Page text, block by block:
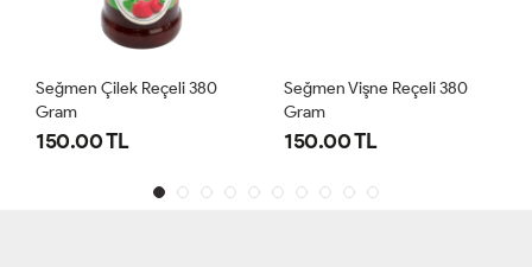
Seğmen Çilek Reçeli 380
Gram
150.00 TL
Seğmen Vişne Reçeli 380
Gram
150.00 TL